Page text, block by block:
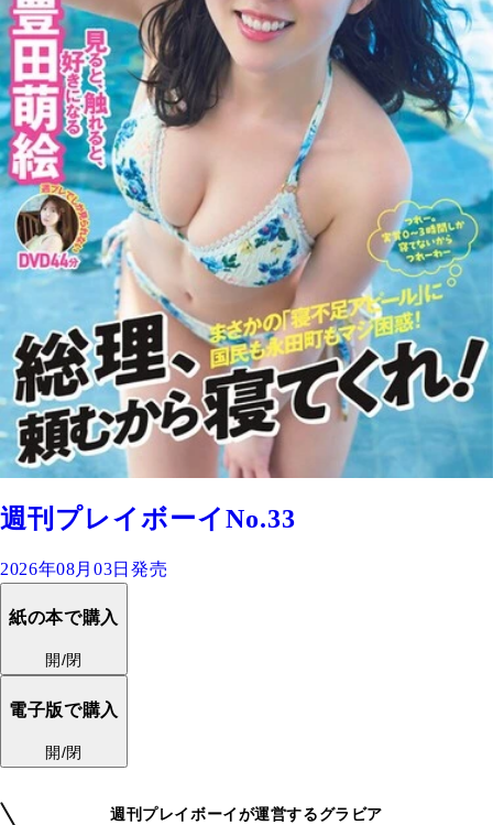
週刊プレイボーイNo.33
2026年08月03日発売
紙の本で購入
開/閉
電子版で購入
開/閉
週刊プレイボーイが運営するグラビア